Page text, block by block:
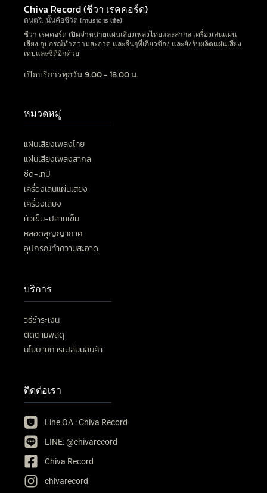
Chiva Record (ชีวา เรคคอร์ด)
ดนตรี…นั้นคือชีวิต (music is life)
ชีวา เรคคอร์ด เปิดจำหน่ายแผ่นเสียงเพลงไทยและสากล เครื่องเล่นแผ่น
เสียง อุปกรณ์ทำความสะอาด และอื่นๆที่เกี่ยวข้อง และยังรับผลิตแผ่นเสียง
เทปและซีดีอีกด้วย
เปิดบริการทุกวัน 9.00 - 18.00 น.
หมวดหมู่
แผ่นเสียงเพลงไทย
แผ่นเสียงเพลงสากล
ซีดี-เทป
เครื่องเล่นแผ่นเสียง
เครื่องเสียง
หัวเข็ม-ปลายเข็ม
หลอดสุญญากาศ
อุปกรณ์ทำความสะอาด
บริการ
วิธีชำระเงิน
ติดตามพัสดุ
นโยบายการเปลี่ยนสินค้า
ติดต่อเรา
Line OA : Chiva Record
LINE: @chivarecord
Chiva Record
chivarecord